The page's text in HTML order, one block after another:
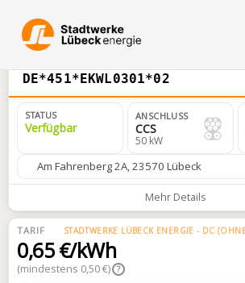
DE*451*EKWL0301*02
STATUS
Verfügbar
ANSCHLUSS
CCS
50 kW
Am Fahrenberg 2A, 23570 Lübeck
Mehr Details
TARIF STADTWERKE LÜBECK ENERGIE - DC
0,65 €/kWh
(mindestens 0,50 €) ?